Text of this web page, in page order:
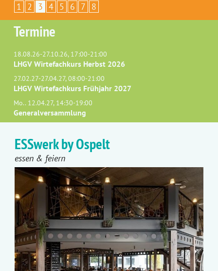
1 2 3 4 5 6 7 8
Termine
18.08.26-27.10.26, 17:00-21:00
LHGV Wirtefachkurs Herbst 2026
27.02.27-27.04.27, 08:00-21:00
LHGV Wirtefachkurs Frühjahr 2027
Mo.. 12.04.27, 14:30-19:00
Generalversammlung
ESSwerk by Ospelt
essen & feiern